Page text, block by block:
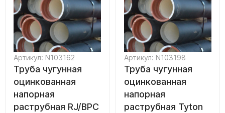
Артикул: N103162
Труба чугунная
оцинкованная
напорная
раструбная RJ/ВРС
Артикул: N103198
Труба чугунная
оцинкованная
напорная
раструбная Tyton